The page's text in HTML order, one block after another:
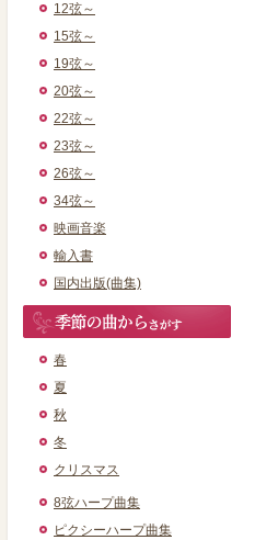
12弦～
15弦～
19弦～
20弦～
22弦～
23弦～
26弦～
34弦～
映画音楽
輸入書
国内出版(曲集)
春
夏
秋
冬
クリスマス
8弦ハープ曲集
ピクシーハープ曲集